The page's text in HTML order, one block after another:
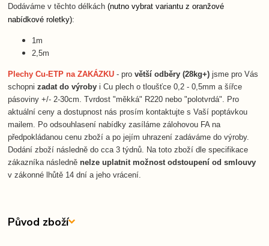
Dodáváme v těchto délkách(nutno vybrat variantu z oranžové
nabídkové roletky):
1m
2,5m
Plechy Cu-ETP na ZAKÁZKU- provětší odběry (28kg+) jsme pro Vás
schopnizadat do výroby i Cu plech o tloušťce 0,2 - 0,5mm a šířce
pásoviny +/- 2-30cm. Tvrdost "měkká" R220 nebo "polotvrdá". Pro
aktuální ceny a dostupnost nás prosím kontaktujte s Vaší poptávkou
mailem. Po odsouhlasení nabídky zasíláme zálohovou FA na
předpokládanou cenu zboží a po jejím uhrazení zadáváme do výroby.
Dodání zboží následně do cca 3 týdnů. Na toto zboží dle specifikace
zákazníka následněnelze uplatnit možnost odstoupení od smlouvy
v zákonné lhůtě 14 dní a jeho vrácení.
Původ zboží